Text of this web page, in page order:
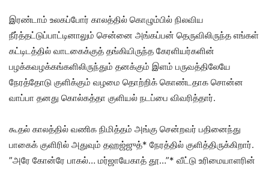
இரண்டாம் உலகப்போர் காலத்தில் கொழும்பில் நிலவிய
நீர்த்தட்டுப்பாட்டினாலும் சென்னை அங்கப்பன் தெருவிலிருந்த எங்கள்
கட்டிடத்தில் வாடகைக்குத் தங்கியிருந்த கேரளியர்களின்
பழக்கவழக்கங்களிலிருந்தும் தனக்கும் இளம் பருவத்திலேயே
நேரத்தோடு குளிக்கும் வழமை தொற்றிக் கொண்டதாக சொன்ன
வாப்பா தனது கொல்கத்தா குளியல் நடப்பை விவரித்தார்.
கூதல் காலத்தில் வணிக நிமித்தம் அங்கு சென்றவர் பதினைந்து
பாகைக் குளிரில் அதுவும் தஹஜ்ஜுத்* நேரத்தில் குளித்திருக்கிறார்.
”அரே கோன்ரே பாகல்… மர்ஜாயேகாத் தூ…”* வீட்டு உரிமையாளரின்